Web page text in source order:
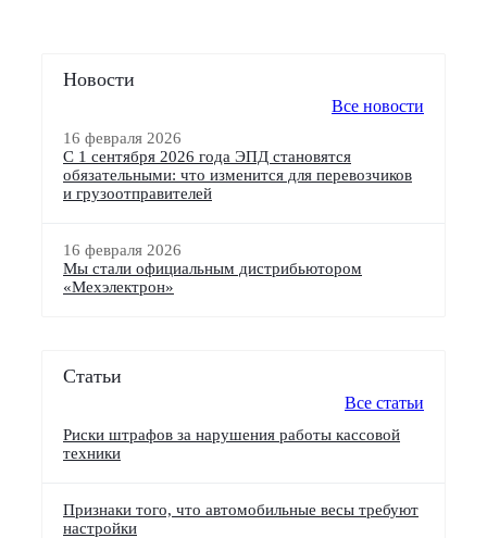
Новости
Все новости
16 февраля 2026
С 1 сентября 2026 года ЭПД становятся
обязательными: что изменится для перевозчиков
и грузоотправителей
16 февраля 2026
Мы стали официальным дистрибьютором
«Мехэлектрон»
Статьи
Все статьи
Риски штрафов за нарушения работы кассовой
техники
Признаки того, что автомобильные весы требуют
настройки